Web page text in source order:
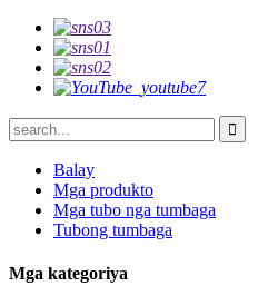
Balay
Mga produkto
Mga tubo nga tumbaga
Tubong tumbaga
Mga kategoriya